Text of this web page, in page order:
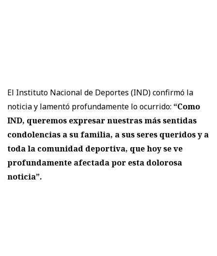
El Instituto Nacional de Deportes (IND) confirmó la
noticia y lamentó profundamente lo ocurrido: “Como
IND, queremos expresar nuestras más sentidas
condolencias a su familia, a sus seres queridos y a
toda la comunidad deportiva, que hoy se ve
profundamente afectada por esta dolorosa
noticia”.